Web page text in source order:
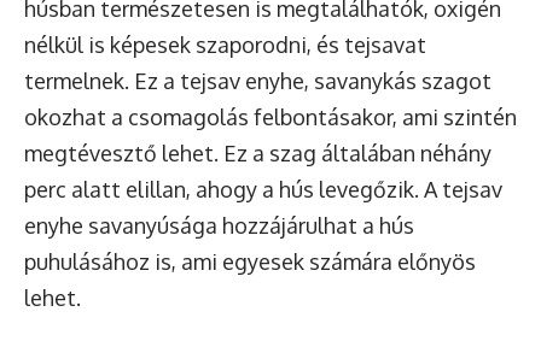
húsban természetesen is megtalálhatók, oxigén
nélkül is képesek szaporodni, és tejsavat
termelnek. Ez a tejsav enyhe, savanykás szagot
okozhat a csomagolás felbontásakor, ami szintén
megtévesztő lehet. Ez a szag általában néhány
perc alatt elillan, ahogy a hús levegőzik. A tejsav
enyhe savanyúsága hozzájárulhat a hús
puhulásához is, ami egyesek számára előnyös
lehet.